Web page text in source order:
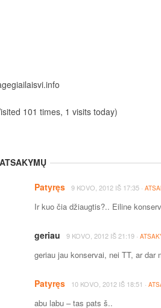
101 times, 1 visits today)
Patyręs 9 KOVO, 2012 IŠ 17:35 ·
Ir kuo čia džiaugtis?.. Eiline
geriau 9 KOVO, 2012 IŠ 21:19 ·
geriau jau konservai, nei TT, ar
Patyręs 10 KOVO, 2012 IŠ 18:51 ·
abu labu – tas pats š..